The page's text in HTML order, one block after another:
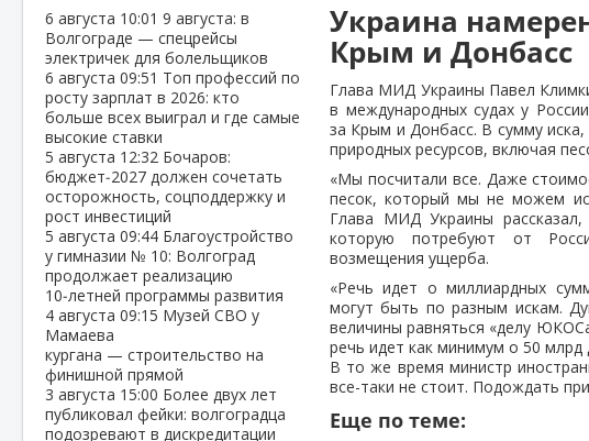
6 августа 10:01 9 августа: в
Волгограде — спецрейсы
электричек для болельщиков
6 августа 09:51 Топ профессий по
росту зарплат в 2026: кто
больше всех выиграл и где самые
высокие ставки
5 августа 12:32 Бочаров:
бюджет‑2027 должен сочетать
осторожность, соцподдержку и
рост инвестиций
5 августа 09:44 Благоустройство
у гимназии № 10: Волгоград
продолжает реализацию
10‑летней программы развития
4 августа 09:15 Музей СВО у
Мамаева
кургана — строительство на
финишной прямой
3 августа 15:00 Более двух лет
публиковал фейки: волгоградца
подозревают в дискредитации
Украина
Крым и Донбасс
Глава МИД Украины Павел
в международных судах у
за Крым и Донбасс. В сумму
природных ресурсов, включая
«Мы посчитали все. Даже
песок, который мы не можем
Глава МИД Украины
которую потребуют от
возмещения ущерба.
«Речь идет о миллиардных
могут быть по разным искам.
величины равняться «делу
речь идет как минимум о 50 млрд
В то же время министр
все-таки не стоит. Подождать
Еще по теме: